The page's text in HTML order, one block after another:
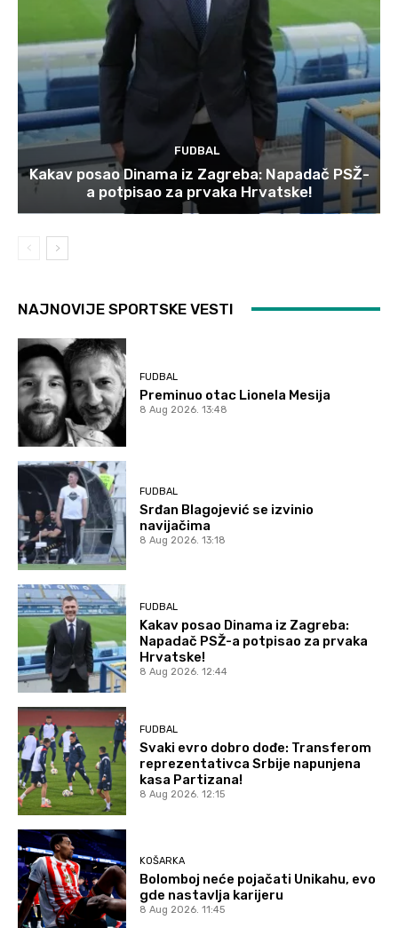
FUDBAL
Kakav posao Dinama iz Zagreba: Napadač PSŽ-
a potpisao za prvaka Hrvatske!
NAJNOVIJE SPORTSKE VESTI
FUDBAL
Preminuo otac Lionela Mesija
8 Aug 2026. 13:48
FUDBAL
Srđan Blagojević se izvinio
navijačima
8 Aug 2026. 13:18
FUDBAL
Kakav posao Dinama iz Zagreba:
Napadač PSŽ-a potpisao za prvaka
Hrvatske!
8 Aug 2026. 12:44
FUDBAL
Svaki evro dobro dođe: Transferom
reprezentativca Srbije napunjena
kasa Partizana!
8 Aug 2026. 12:15
KOŠARKA
Bolomboj neće pojačati Unikahu, evo
gde nastavlja karijeru
8 Aug 2026. 11:45